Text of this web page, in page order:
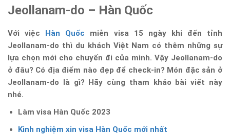
Jeollanam-do – Hàn Quốc
Với việc Hàn Quốc miễn visa 15 ngày khi đến tỉnh
Jeollanam-do thì du khách Việt Nam có thêm những sự
lựa chọn mới cho chuyến đi của mình. Vậy Jeollanam-do
ở đâu? Có địa điểm nào đẹp để check-in? Món đặc sản ở
Jeollanam-do là gì? Hãy cùng tham khảo bài viết này
nhé.
Làm visa Hàn Quốc 2023
Kinh nghiệm xin visa Hàn Quốc mới nhất